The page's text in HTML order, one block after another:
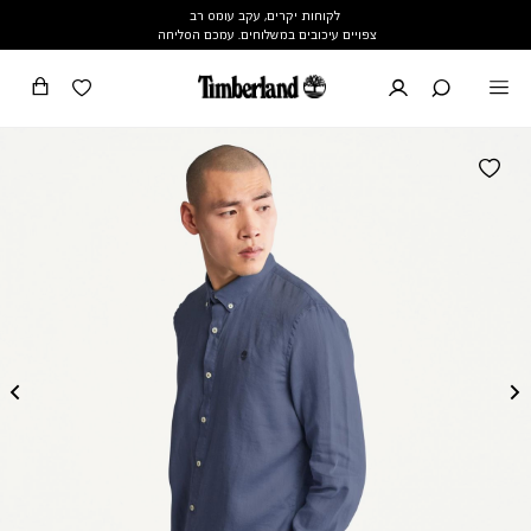
לקוחות יקרים, עקב עומס רב
צפויים עיכובים במשלוחים. עמכם הסליחה